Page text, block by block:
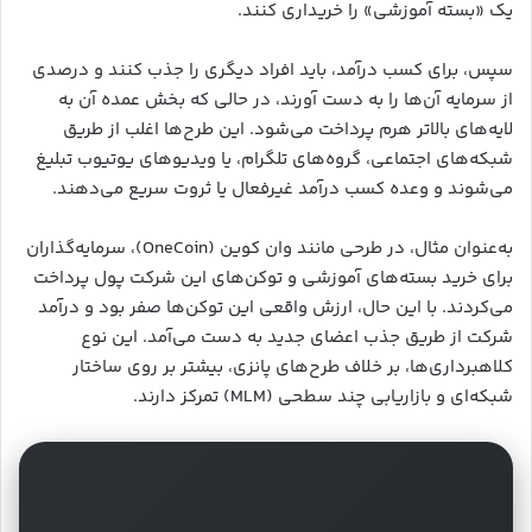
یک «بسته آموزشی» را خریداری کنند.
سپس، برای کسب درآمد، باید افراد دیگری را جذب کنند و درصدی
از سرمایه آن‌ها را به دست آورند، در حالی که بخش عمده آن به
لایه‌های بالاتر هرم پرداخت می‌شود. این طرح‌ها اغلب از طریق
شبکه‌های اجتماعی، گروه‌های تلگرام، یا ویدیوهای یوتیوب تبلیغ
می‌شوند و وعده کسب درآمد غیرفعال یا ثروت سریع می‌دهند.
به‌عنوان مثال، در طرحی مانند وان کوین (OneCoin)، سرمایه‌گذاران
برای خرید بسته‌های آموزشی و توکن‌های این شرکت پول پرداخت
می‌کردند. با این حال، ارزش واقعی این توکن‌ها صفر بود و درآمد
شرکت از طریق جذب اعضای جدید به دست می‌آمد. این نوع
کلاهبرداری‌ها، بر خلاف طرح‌های پانزی، بیشتر بر روی ساختار
شبکه‌ای و بازاریابی چند سطحی (MLM) تمرکز دارند.